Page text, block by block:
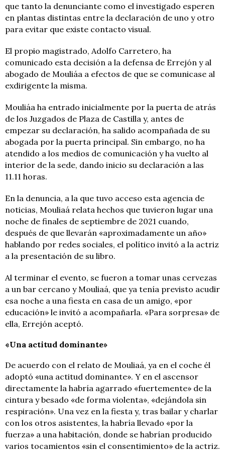
que tanto la denunciante como el investigado esperen
en plantas distintas entre la declaración de uno y otro
para evitar que existe contacto visual.
El propio magistrado, Adolfo Carretero, ha
comunicado esta decisión a la defensa de Errejón y al
abogado de Mouliáa a efectos de que se comunicase al
exdirigente la misma.
Mouliáa ha entrado inicialmente por la puerta de atrás
de los Juzgados de Plaza de Castilla y, antes de
empezar su declaración, ha salido acompañada de su
abogada por la puerta principal. Sin embargo, no ha
atendido a los medios de comunicación y ha vuelto al
interior de la sede, dando inicio su declaración a las
11.11 horas.
En la denuncia, a la que tuvo acceso esta agencia de
noticias, Mouliaá relata hechos que tuvieron lugar una
noche de finales de septiembre de 2021 cuando,
después de que llevarán «aproximadamente un año»
hablando por redes sociales, el político invitó a la actriz
a la presentación de su libro.
Al terminar el evento, se fueron a tomar unas cervezas
a un bar cercano y Mouliaá, que ya tenía previsto acudir
esa noche a una fiesta en casa de un amigo, «por
educación» le invitó a acompañarla. «Para sorpresa» de
ella, Errejón aceptó.
«Una actitud dominante»
De acuerdo con el relato de Mouliaá, ya en el coche él
adoptó «una actitud dominante». Y en el ascensor
directamente la habría agarrado «fuertemente» de la
cintura y besado «de forma violenta», «dejándola sin
respiración». Una vez en la fiesta y, tras bailar y charlar
con los otros asistentes, la habría llevado «por la
fuerza» a una habitación, donde se habrían producido
varios tocamientos «sin el consentimiento» de la actriz.